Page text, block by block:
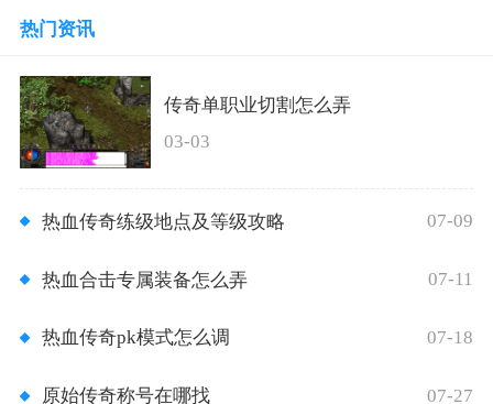
热门资讯
传奇单职业切割怎么弄
03-03
热血传奇练级地点及等级攻略 07-09
热血合击专属装备怎么弄 07-11
热血传奇pk模式怎么调 07-18
原始传奇称号在哪找 07-27